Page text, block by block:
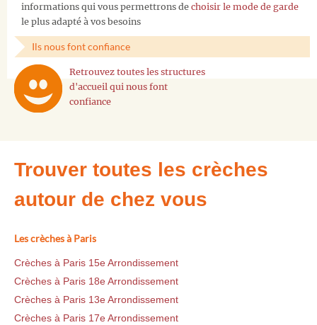
informations qui vous permettrons de choisir le mode de garde
le plus adapté à vos besoins
Ils nous font confiance
Retrouvez toutes les structures
d'accueil qui nous font
confiance
Trouver toutes les crèches
autour de chez vous
Les crèches à Paris
Crèches à Paris 15e Arrondissement
Crèches à Paris 18e Arrondissement
Crèches à Paris 13e Arrondissement
Crèches à Paris 17e Arrondissement